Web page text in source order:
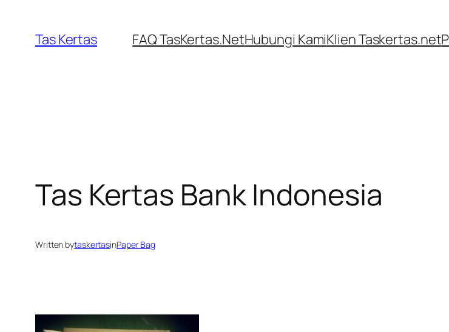
content
Tas Kertas FAQ TasKertas.NetHubungi KamiKlien Taskertas.net
Tas Kertas Bank Indonesia
Written bytaskertasinPaper Bag